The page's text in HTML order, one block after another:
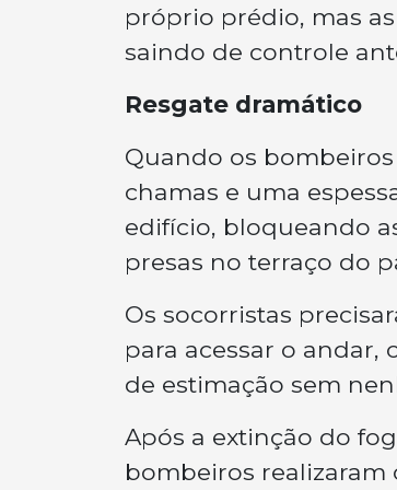
próprio prédio, mas
saindo de controle
Resgate dramático
Quando os
chamas e uma
edifício, bloqueando
presas no terraço do
Os socorristas
para acessar o
de estimação sem
Após a extinção do
bombeiros realizaram